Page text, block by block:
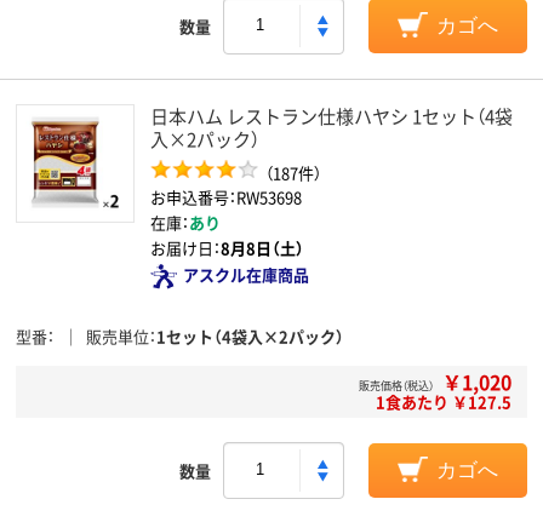
数量 カゴへ
日本ハム レストラン仕様ハヤシ 1セット（4袋
入×2パック）
（187件）
お申込番号：RW53698
在庫：あり
お届け日：8月8日（土）
アスクル在庫商品
型番 販売単位 1セット（4袋入×2パック）
販売価格（税込） ￥1,020
1食あたり ￥127.5
数量 カゴへ